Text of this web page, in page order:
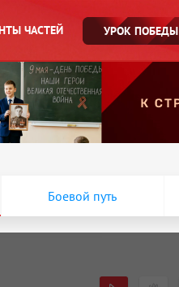
ЧАСТЕЙ УРОК ПОБЕДЫ
Боевой путь